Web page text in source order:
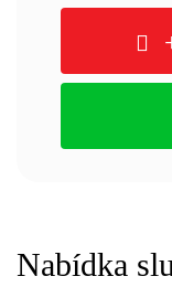
Nabídka